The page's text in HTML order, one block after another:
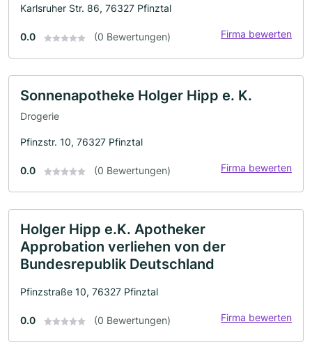
Karlsruher Str. 86, 76327 Pfinztal
0.0 (0 Bewertungen) Firma bewerten
Sonnenapotheke Holger Hipp e. K.
Drogerie
Pfinzstr. 10, 76327 Pfinztal
0.0 (0 Bewertungen) Firma bewerten
Holger Hipp e.K. Apotheker
Approbation verliehen von der
Bundesrepublik Deutschland
Pfinzstraße 10, 76327 Pfinztal
0.0 (0 Bewertungen) Firma bewerten